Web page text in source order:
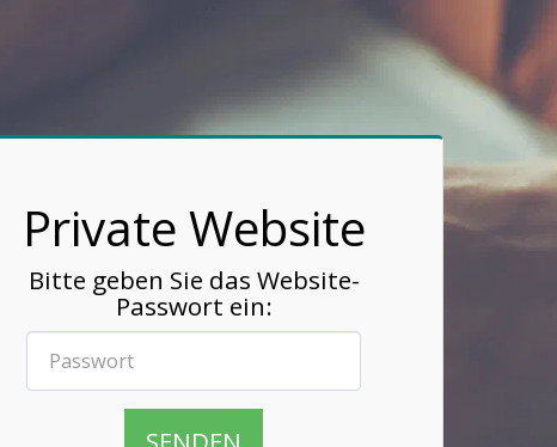
Private Website
Bitte geben Sie das Website-
Passwort ein: